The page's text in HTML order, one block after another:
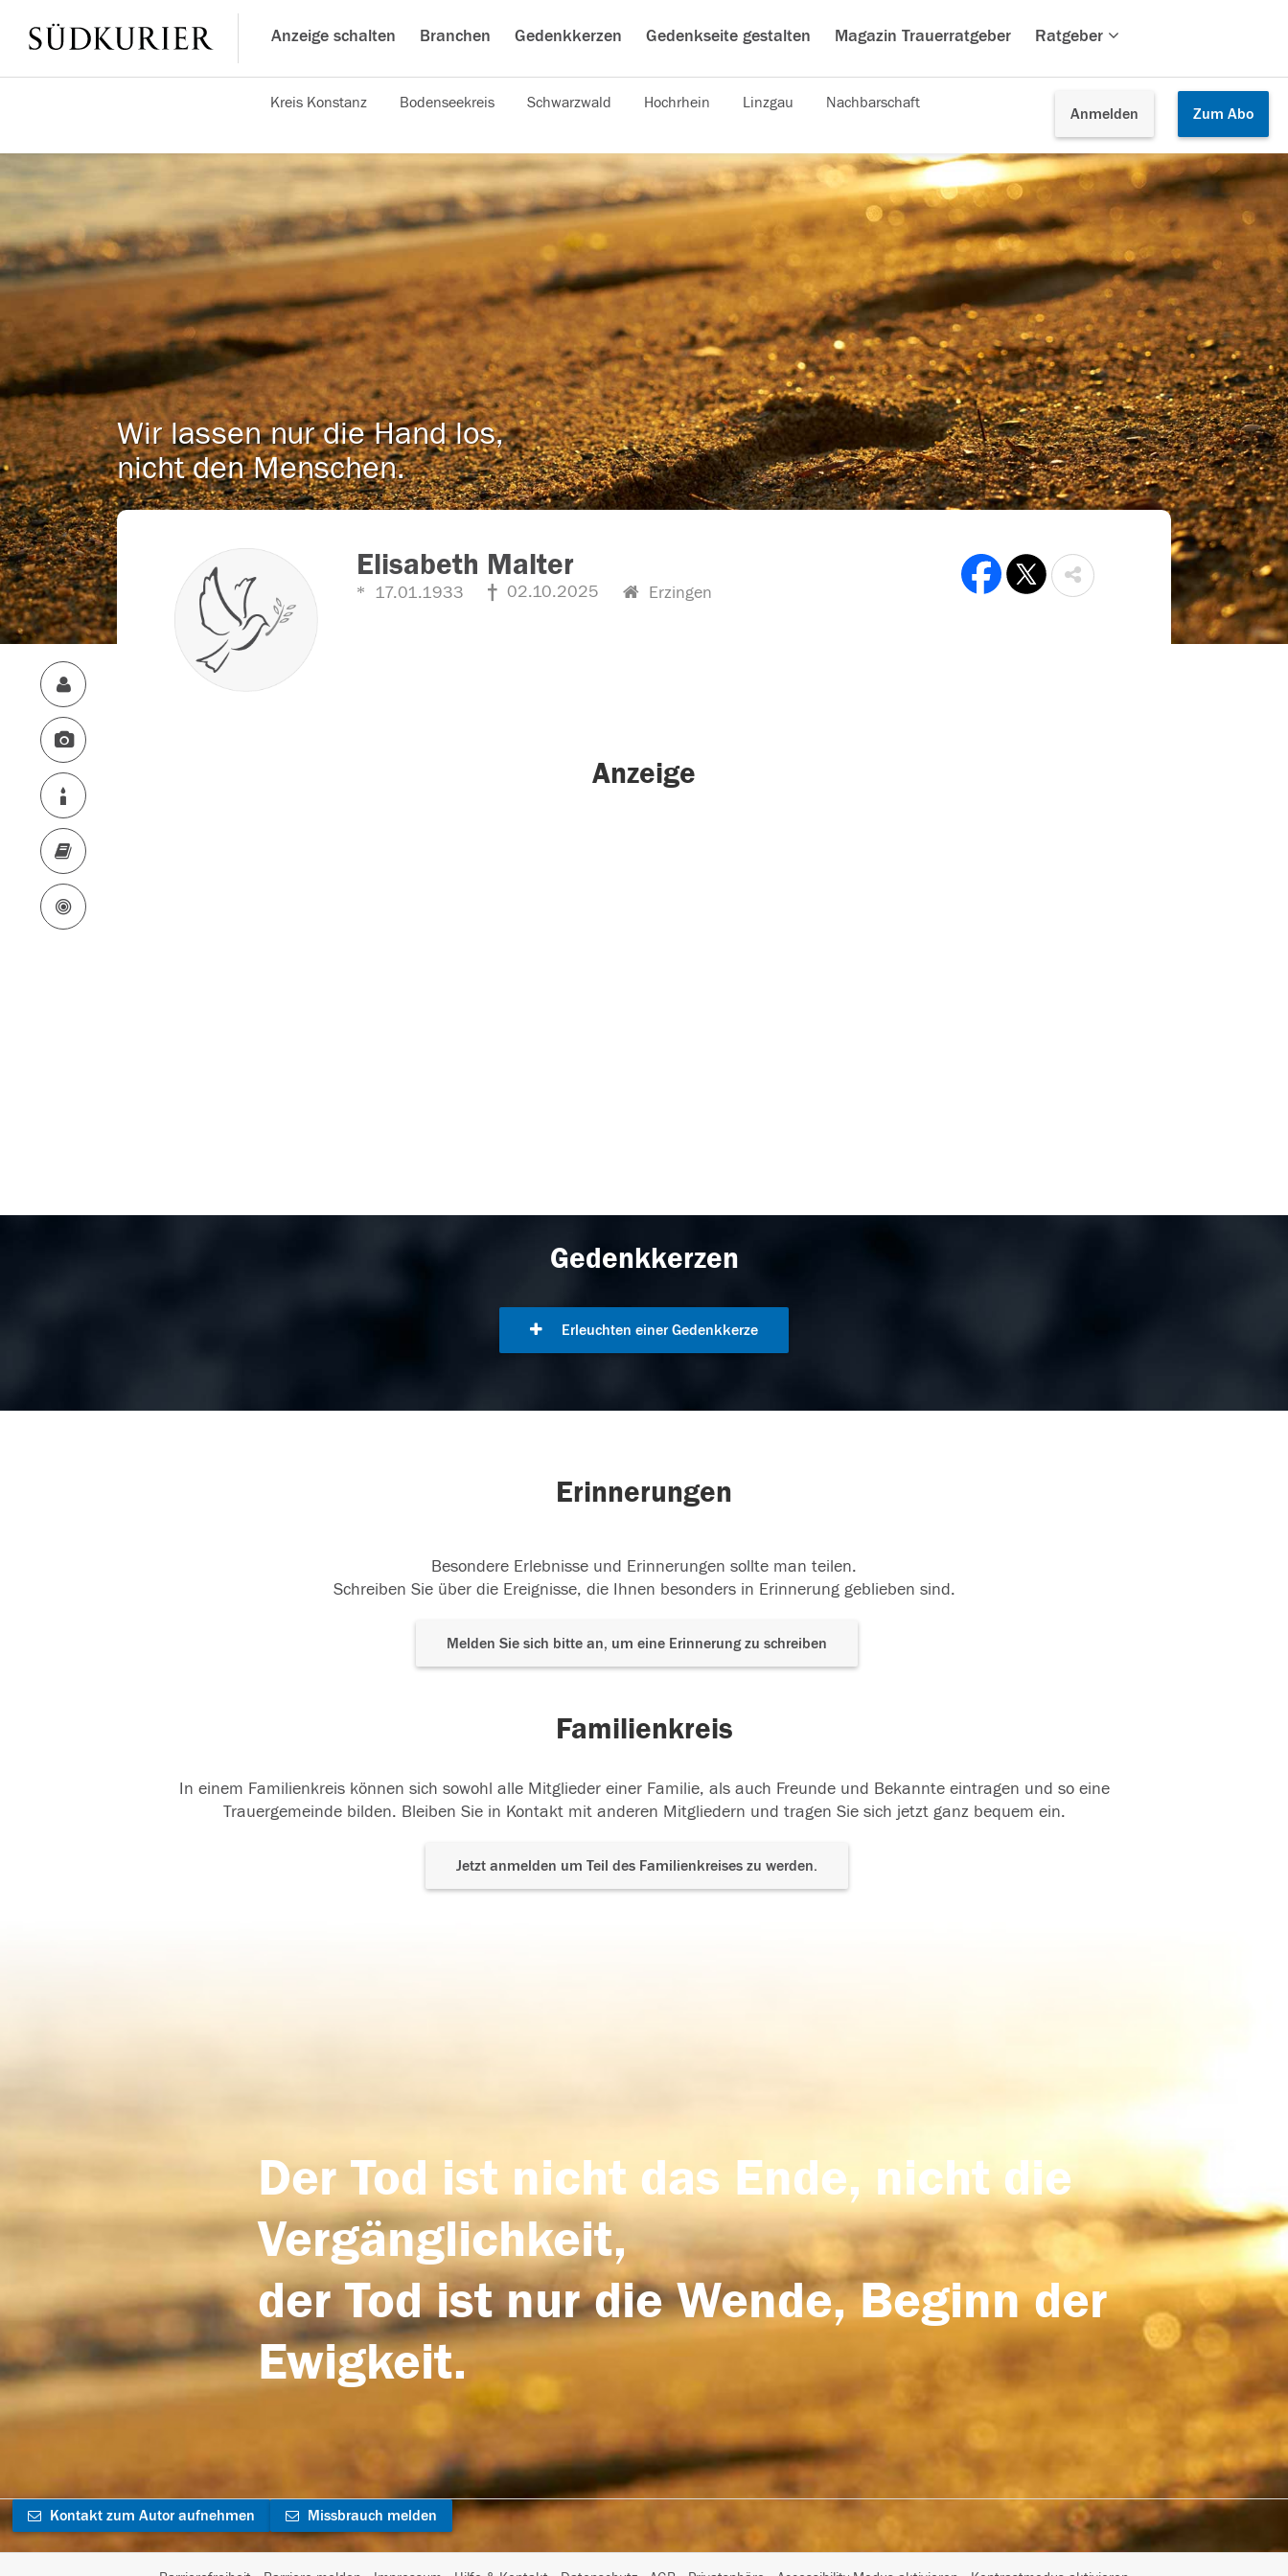
Anzeige schalten Branchen Gedenkkerzen Gedenkseite gestalten Magazin Trauerratgeber Ratgeber
Anmelden Zum Abo
Kreis Konstanz Bodenseekreis Schwarzwald Hochrhein Linzgau Nachbarschaft
Wir lassen nur die Hand los,
nicht den Menschen.
Elisabeth Malter
17.01.1933 02.10.2025 Erzingen
Anzeige
Gedenkkerzen
Erleuchten einer Gedenkkerze
Erinnerungen
Besondere Erlebnisse und Erinnerungen sollte man teilen.
Schreiben Sie über die Ereignisse, die Ihnen besonders in Erinnerung geblieben sind.
Melden Sie sich bitte an, um eine Erinnerung zu schreiben
Familienkreis
In einem Familienkreis können sich sowohl alle Mitglieder einer Familie, als auch Freunde und Bekannte eintragen und so eine
Trauergemeinde bilden. Bleiben Sie in Kontakt mit anderen Mitgliedern und tragen Sie sich jetzt ganz bequem ein.
Jetzt anmelden um Teil des Familienkreises zu werden.
Der Tod ist nicht das Ende, nicht die
Vergänglichkeit,
der Tod ist nur die Wende, Beginn der
Ewigkeit.
Kontakt zum Autor aufnehmen Missbrauch melden